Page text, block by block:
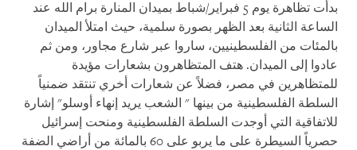
بدأت تظاهرة يوم 5 فبراير/شباط بميدان المنارة برام الله عند
الساعة الثانية بعد الظهر بصورة سلمية، حيث امتلأ الميدان
بالمئات من الفلسطينيين، ساروا عبر شارع مجاور، ومن ثم
عادوا إلى الميدان. هتف المتظاهرون بشعارات مؤيدة
للمتظاهرين في مصر، فضلاً عن شعارات أخري تنتقد ضمنياً
السلطة الفلسطينية من بينها " الشعب يريد إنهاء أوسلو" إشارة
للاتفاقية التي أوجدت السلطة الفلسطينية ومنحت إسرائيل
حصرياً السيطرة على ما يربو على 60 بالمائة من أراضي الضفة